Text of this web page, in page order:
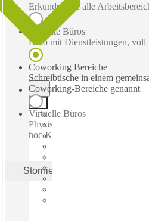
Erkunden Sie alle
Betreute Büros
Büro mit Dienstleistungen, voll
Coworking Bereiche
Schreibtische in einem
Coworking-Bereiche genannt
Virtuelle Büros
Physische Geschäftsadresse
hoc-Konferenzräume
Stornieren